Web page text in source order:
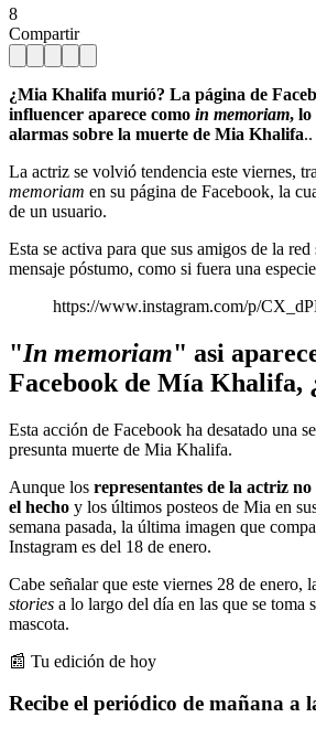
8
Compartir
¿Mia Khalifa murió? La página de
influencer aparece como in memoriam, lo
alarmas sobre la muerte de Mia Khalifa..
La actriz se volvió tendencia este viernes,
memoriam en su página de Facebook, la
de un usuario.
Esta se activa para que sus amigos de la
mensaje póstumo, como si fuera una
https://www.instagram.com/p/
"In memoriam" asi
Facebook de Mía Khalifa,
Esta acción de Facebook ha desatado una
presunta muerte de Mia Khalifa.
Aunque los representantes de la actriz
el hecho y los últimos posteos de Mia en
semana pasada, la última imagen que
Instagram es del 18 de enero.
Cabe señalar que este viernes 28 de enero,
stories a lo largo del día en las que se toma
mascota.
📰 Tu edición de hoy
Recibe el periódico de mañana a